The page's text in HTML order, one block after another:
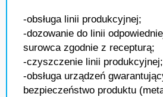
-obsługa linii produkcyjnej;
-dozowanie do linii
surowca zgodnie z recepturą;
-czyszczenie linii produkcyjnej;
-obsługa urządzeń
bezpieczeństwo produktu